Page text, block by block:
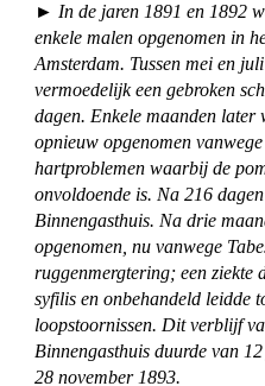
► In de jaren 1891 en 1892
enkele malen opgenomen in
Amsterdam. Tussen mei en
vermoedelijk een gebroken
dagen. Enkele maanden later
opnieuw opgenomen
hartproblemen waarbij de
onvoldoende is. Na 216
Binnengasthuis. Na drie
opgenomen, nu vanwege
ruggenmergtering; een ziekte
syfilis en onbehandeld leidde
loopstoornissen. Dit verblijf
Binnengasthuis duurde van
28 november 1893.